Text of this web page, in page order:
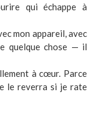
qui échappe à
mon appareil, avec
quelque chose — il
à cœur. Parce
le reverra si je rate